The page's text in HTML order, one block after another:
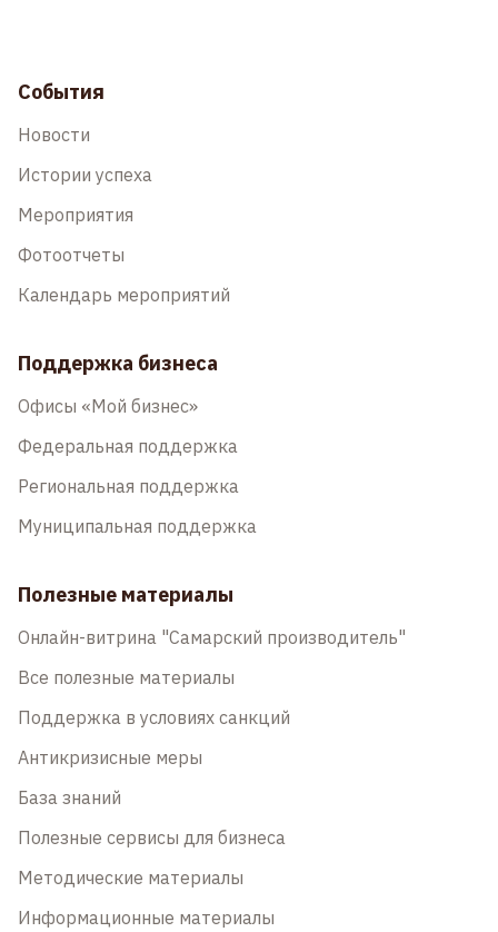
События
Новости
Истории успеха
Мероприятия
Фотоотчеты
Календарь мероприятий
Поддержка бизнеса
Офисы «Мой бизнес»
Федеральная поддержка
Региональная поддержка
Муниципальная поддержка
Полезные материалы
Онлайн-витрина "Самарский производитель"
Все полезные материалы
Поддержка в условиях санкций
Антикризисные меры
База знаний
Полезные сервисы для бизнеса
Методические материалы
Информационные материалы